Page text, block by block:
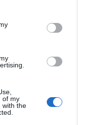
of my
with the
apuesta por
a quienes alquilan su